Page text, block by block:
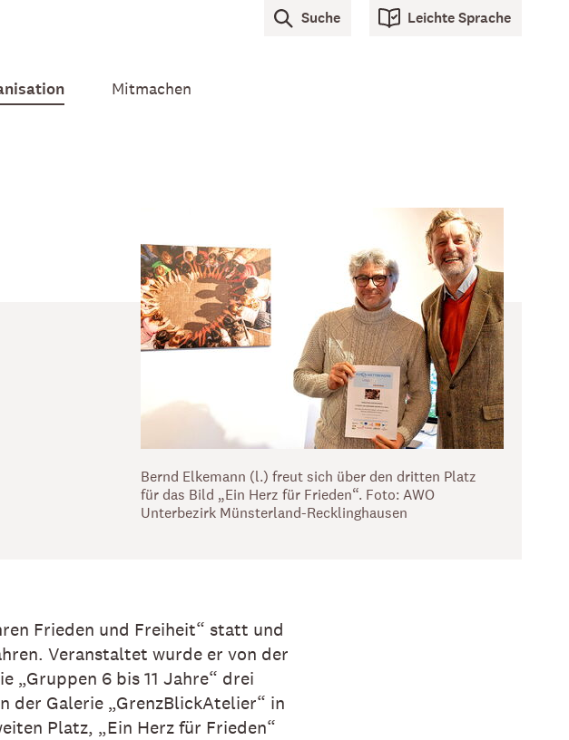
Mitmachen
Suche Leichte Sprache
Bernd Elkemann (l.) freut sich über den dritten Platz
für das Bild „Ein Herz für Frieden“. Foto: AWO
Unterbezirk Münsterland-Recklinghausen
Frieden und Freiheit“ statt und
Veranstaltet wurde er von der
„Gruppen 6 bis 11 Jahre“ drei
der Galerie „GrenzBlickAtelier“ in
Platz, „Ein Herz für Frieden“